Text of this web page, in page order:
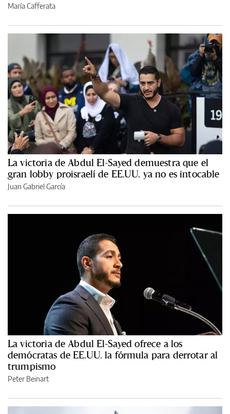
María Cafferata
La victoria de Abdul El-Sayed demuestra que el
gran lobby proisraelí de EE.UU. ya no es intocable
Juan Gabriel García
La victoria de Abdul El-Sayed ofrece a los
demócratas de EE.UU. la fórmula para derrotar al
trumpismo
Peter Beinart